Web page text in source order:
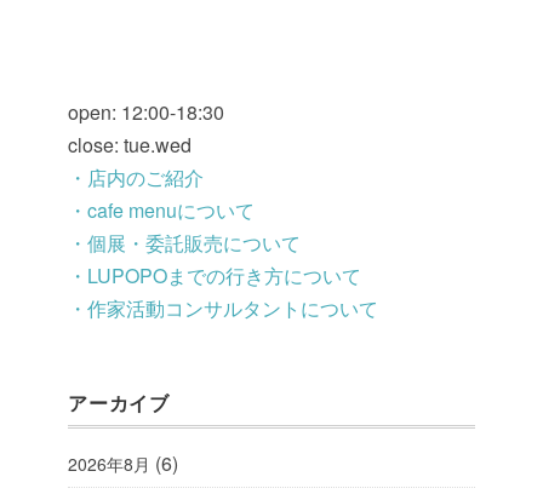
open: 12:00-18:30
close: tue.wed
・店内のご紹介
・cafe menuについて
・個展・委託販売について
・LUPOPOまでの行き方について
・作家活動コンサルタントについて
アーカイブ
2026年8月 (6)